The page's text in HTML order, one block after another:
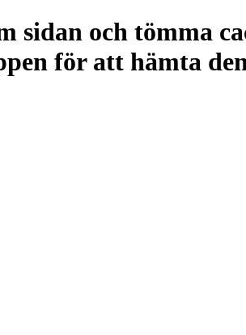
sidan och tömma
för att hämta